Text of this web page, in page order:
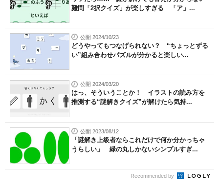
難問「2択クイズ」が楽しすぎる 「ア」...
公開 2024/10/23
どうやってもつなげられない？ “ちょっとずる
い”組み合わせパズルが分かると楽しい...
公開 2024/03/20
はっ、そういうことか！ イラストの読み方を
推測する“謎解きクイズ”が解けたら気持...
公開 2023/08/12
「謎解き上級者ならこれだけで何か分かっちゃ
うらしい」 緑の丸しかないシンプルすぎ...
Recommended by